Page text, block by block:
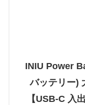
INIU Power
バッテリー)
【USB-C 入